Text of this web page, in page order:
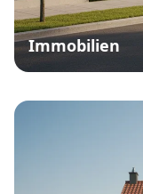
Immobilien